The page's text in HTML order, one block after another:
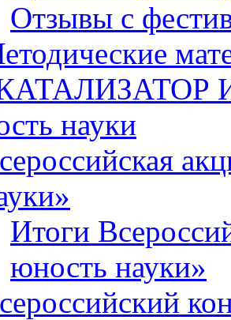
Отзывы с
науки
Итоги
юность науки»